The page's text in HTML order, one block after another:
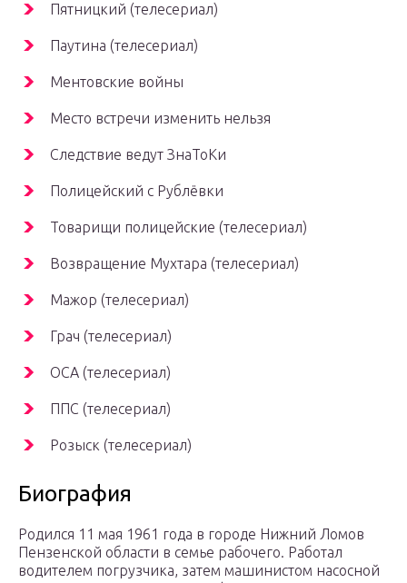
Пятницкий (телесериал)
Паутина (телесериал)
Ментовские войны
Место встречи изменить нельзя
Следствие ведут ЗнаТоКи
Полицейский с Рублёвки
Товарищи полицейские (телесериал)
Возвращение Мухтара (телесериал)
Мажор (телесериал)
Грач (телесериал)
ОСА (телесериал)
ППС (телесериал)
Розыск (телесериал)
Биография
Родился 11 мая 1961 года в городе Нижний Ломов
Пензенской области в семье рабочего. Работал
водителем погрузчика, затем машинистом насосной